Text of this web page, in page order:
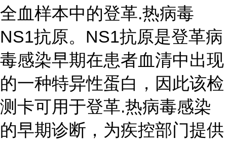
全血样本中的登革.热病毒
NS1抗原。NS1抗原是登革病
毒感染早期在患者血清中出现
的一种特异性蛋白，因此该检
测卡可用于登革.热病毒感染
的早期诊断，为疾控部门提供